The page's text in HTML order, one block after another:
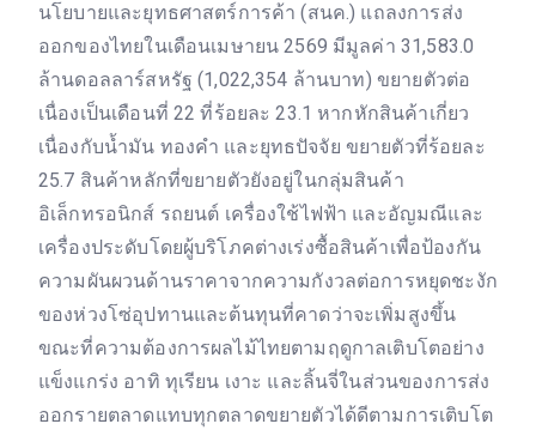
นโยบายและยุทธศาสตร์การค้า (สนค.) แถลงการส่ง
ออกของไทยในเดือนเมษายน 2569 มีมูลค่า 31,583.0
ล้านดอลลาร์สหรัฐ (1,022,354 ล้านบาท) ขยายตัวต่อ
เนื่องเป็นเดือนที่ 22 ที่ร้อยละ 23.1 หากหักสินค้าเกี่ยว
เนื่องกับน้ำมัน ทองคำ และยุทธปัจจัย ขยายตัวที่ร้อยละ
25.7 สินค้าหลักที่ขยายตัวยังอยู่ในกลุ่มสินค้า
อิเล็กทรอนิกส์ รถยนต์ เครื่องใช้ไฟฟ้า และอัญมณีและ
เครื่องประดับโดยผู้บริโภคต่างเร่งซื้อสินค้าเพื่อป้องกัน
ความผันผวนด้านราคาจากความกังวลต่อการหยุดชะงัก
ของห่วงโซ่อุปทานและต้นทุนที่คาดว่าจะเพิ่มสูงขึ้น
ขณะที่ความต้องการผลไม้ไทยตามฤดูกาลเติบโตอย่าง
แข็งแกร่ง อาทิ ทุเรียน เงาะ และลิ้นจี่ในส่วนของการส่ง
ออกรายตลาดแทบทุกตลาดขยายตัวได้ดีตามการเติบโต